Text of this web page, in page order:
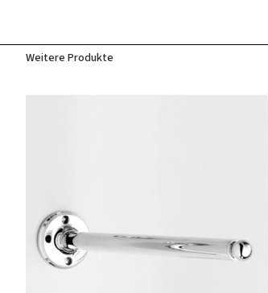
Weitere Produkte